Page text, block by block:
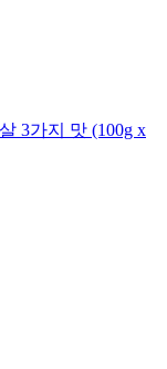
3가지 맛 (100g x